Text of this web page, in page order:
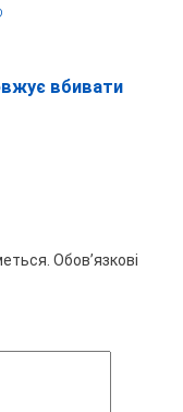
вбивати
Обов’язкові